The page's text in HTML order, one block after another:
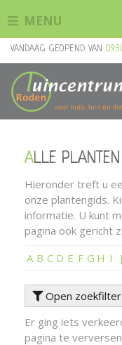
n
VANDAAG GEOPEND VAN
MENU
ALLE PLANTEN
Hieronder treft u
onze plantengids.
informatie. U kunt
pagina ook gericht
A B C D E F G H I J
Open zoekfilter
Er ging iets
pagina te